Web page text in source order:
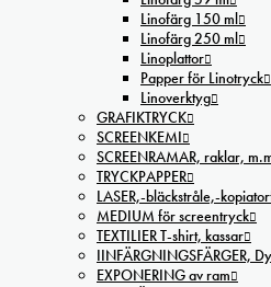
Linofärg 150 ml
Linofärg 250 ml
Linoplattor
Papper för Linotryck
Linoverktyg
GRAFIKTRYCK
SCREENKEMI
SCREENRAMAR, raklar,
TRYCKPAPPER
LASER,-bläckstråle,-
MEDIUM för screentryck
TEXTILIER T-shirt, kassar
IINFÄRGNINGSFÄRGER,
EXPONERING av ram